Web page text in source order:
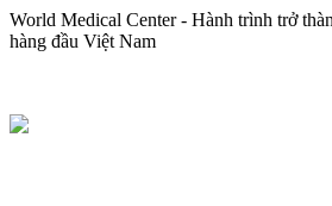
World Medical Center - Hành trình trở
hàng đầu Việt Nam